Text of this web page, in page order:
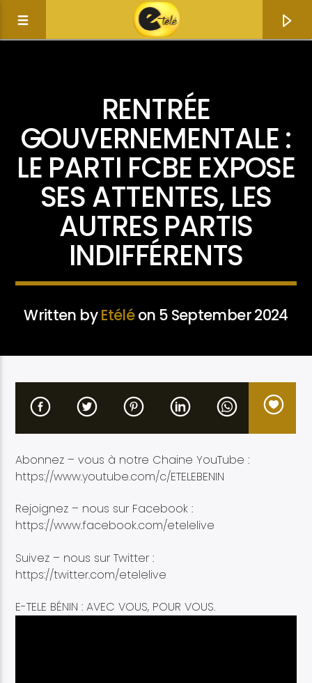
Title
Etele en direct
RENTRÉE
GOUVERNEMENTALE :
LE PARTI FCBE EXPOSE
SES ATTENTES, LES
AUTRES PARTIS
INDIFFÉRENTS
Written byEtéléon 5 September 2024
Abonnez – vous à notre Chaine YouTube :
https://www.youtube.com/c/ETELEBENIN
Rejoignez – nous sur Facebook :
https://www.facebook.com/etelelive
Suivez – nous sur Twitter :
https://twitter.com/etelelive
E-TELE BÉNIN : AVEC VOUS, POUR VOUS.